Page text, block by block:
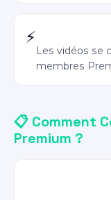
⚡
Les vidéos se
membres
📋 Comment
Premium ?